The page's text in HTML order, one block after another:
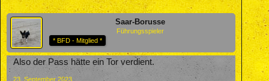
Saar-Borusse
Führungsspieler
* BFD - Mitglied *
Also der Pass hätte ein Tor verdient.
23. September 2023